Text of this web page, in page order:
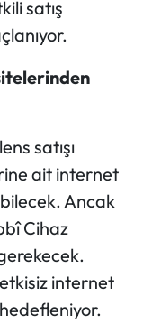
satış
satışı
ait internet
Ancak
Cihaz
internet
hedefleniyor.